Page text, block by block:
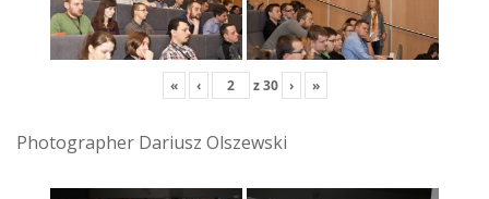
« ‹ z30 › »
Photographer Dariusz Olszewski